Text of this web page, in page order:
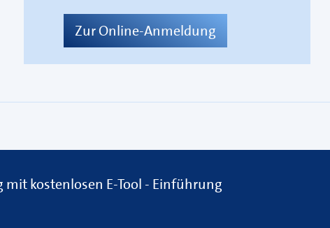
Zur Online-Anmeldung
kostenlosen E-Tool - Einführung